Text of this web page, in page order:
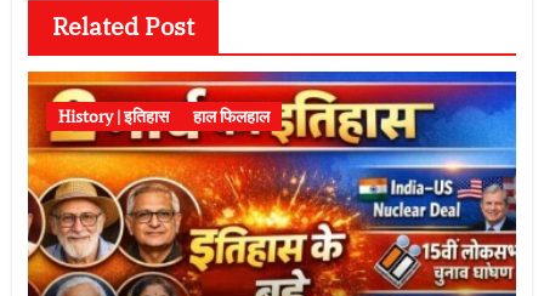
Related Post
History | इतिहास हाल फिलहाल